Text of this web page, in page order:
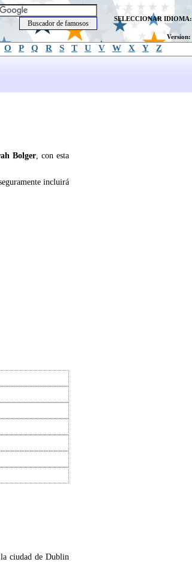
SELECCIONAR IDIOMA:
Version:
O P Q R S T U V W X Y Z
Bolger, con esta
incluirá
ciudad de Dublin